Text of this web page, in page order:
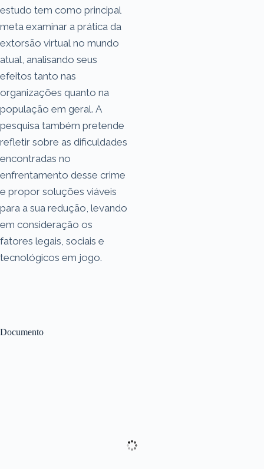
Documento
estudo tem como principal
meta examinar a prática da
extorsão virtual no mundo
atual, analisando seus
efeitos tanto nas
organizações quanto na
população em geral. A
pesquisa também pretende
refletir sobre as dificuldades
encontradas no
enfrentamento desse crime
e propor soluções viáveis
para a sua redução, levando
em consideração os
fatores legais, sociais e
tecnológicos em jogo.